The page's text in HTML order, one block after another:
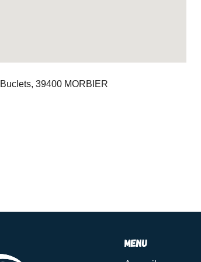
39400 MORBIER
menu